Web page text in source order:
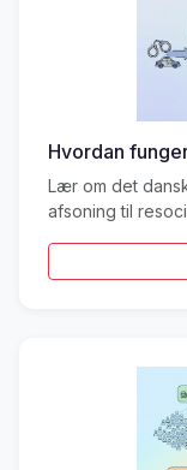
Hvordan
Lær om det
afsoning til